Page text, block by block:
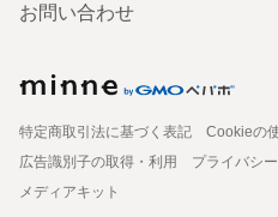
お問い合わせ
特定商取引法に基づく表記
Cookieの
広告識別子の取得・利用
プライバシ
メディアキット